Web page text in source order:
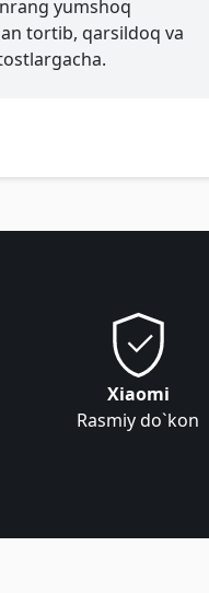
yumshoq
tortib, qarsildoq va
Xiaomi
Rasmiy do`kon